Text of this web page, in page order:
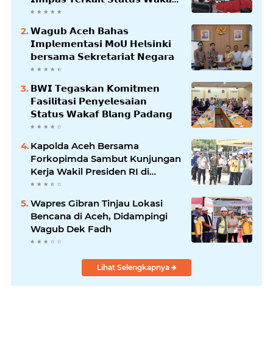
𝗕𝗹𝗮𝗻𝗴𝗽𝗮𝗱𝗮𝗻𝗴
𝗪𝗮𝗴𝘂𝗯 𝗔𝗰𝗲𝗵 𝗕𝗮𝗵𝗮𝘀
𝗜𝗺𝗽𝗹𝗲𝗺𝗲𝗻𝘁𝗮𝘀𝗶 𝗠𝗼𝗨 𝗛𝗲𝗹𝘀𝗶𝗻𝗸𝗶
𝗯𝗲𝗿𝘀𝗮𝗺𝗮 𝗦𝗲𝗸𝗿𝗲𝘁𝗮𝗿𝗶𝗮𝘁 𝗡𝗲𝗴𝗮𝗿𝗮
𝗕𝗪𝗜 𝗧𝗲𝗴𝗮𝘀𝗸𝗮𝗻 𝗞𝗼𝗺𝗶𝘁𝗺𝗲𝗻
𝗙𝗮𝘀𝗶𝗹𝗶𝘁𝗮𝘀𝗶 𝗣𝗲𝗻𝘆𝗲𝗹𝗲𝘀𝗮𝗶𝗮𝗻
𝗦𝘁𝗮𝘁𝘂𝘀 𝗪𝗮𝗸𝗮𝗳 𝗕𝗹𝗮𝗻𝗴 𝗣𝗮𝗱𝗮𝗻𝗴
Kapolda Aceh Bersama
Forkopimda Sambut Kunjungan
Kerja Wakil Presiden RI di
Kabupaten Bireuen
Wapres Gibran Tinjau Lokasi
Bencana di Aceh, Didampingi
Wagub Dek Fadh
Lihat Selengkapnya